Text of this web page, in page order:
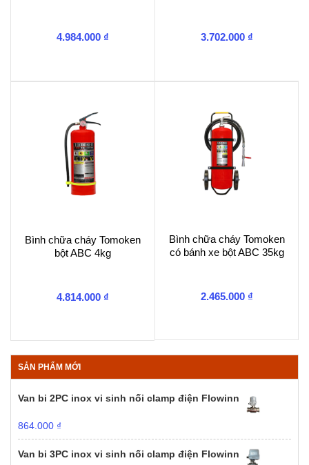
4.984.000 ₫ 3.702.000 ₫
Bình chữa cháy Tomoken
bột ABC 4kg
4.814.000 ₫
Bình chữa cháy Tomoken
có bánh xe bột ABC 35kg
2.465.000 ₫
SẢN PHẨM MỚI
Van bi 2PC inox vi sinh nối clamp điện Flowinn
864.000 ₫
Van bi 3PC inox vi sinh nối clamp điện Flowinn